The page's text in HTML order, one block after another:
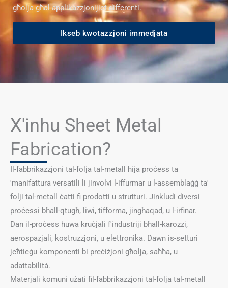
għolja għal applikazzjonijiet differenti.
Ikseb kwotazzjoni immedjata
X'inhu Sheet Metal
Fabrication?
Il-fabbrikazzjoni tal-folja tal-metall hija proċess ta
'manifattura versatili li jinvolvi l-iffurmar u l-assemblaġġ ta'
folji tal-metall ċatti fi prodotti u strutturi. Jinkludi diversi
proċessi bħall-qtugħ, liwi, tifforma, jingħaqad, u l-irfinar.
Dan il-proċess huwa kruċjali f'industriji bħall-karozzi,
aerospazjali, kostruzzjoni, u elettronika. Dawn is-setturi
jeħtieġu komponenti bi preċiżjoni għolja, saħħa, u
adattabilità.
Materjali komuni użati fil-fabbrikazzjoni tal-folja tal-metall